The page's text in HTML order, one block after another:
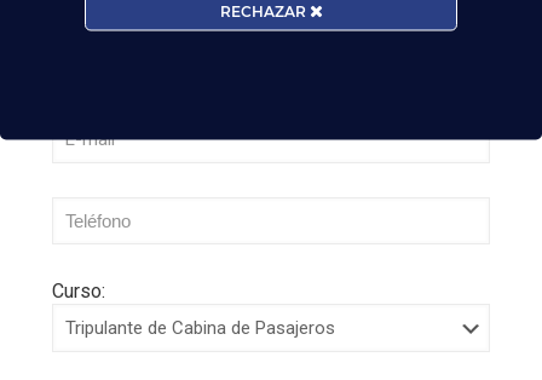
Curso:
RECHAZAR